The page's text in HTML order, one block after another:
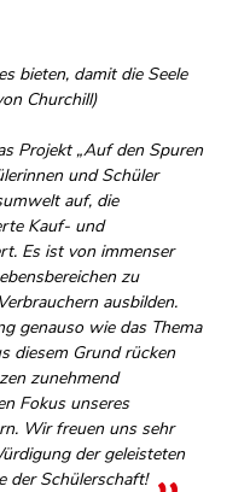
bieten, damit die Seele
Churchill)
Projekt „Auf den Spuren
und Schüler
auf, die
Kauf- und
Es ist von immenser
zu
ausbilden.
genauso wie das Thema
diesem Grund rücken
zunehmend
Fokus unseres
Wir freuen uns sehr
der geleisteten
der Schülerschaft!